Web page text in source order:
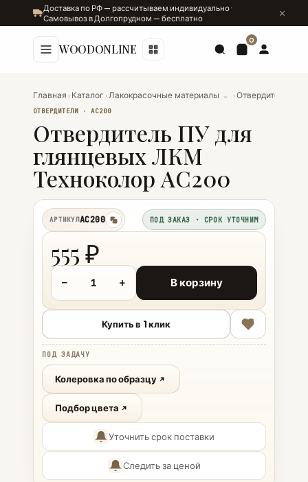
Доставка по РФ — рассчитываем индивидуально ·
Самовывоз в Долгопрудном — бесплатно
WOODONLINE
0
Главная › Каталог ›Лакокрасочные материалы ⌄ ›Отвердители
ОТВЕРДИТЕЛИ · AC200
Отвердитель ПУ для
глянцевых ЛКМ
Техноколор AC200
АРТИКУЛAC200
копировать
ПОД ЗАКАЗ · СРОК УТОЧНИМ
555 ₽
− + В корзину
Купить в 1 клик
ПОД ЗАДАЧУ
Колеровка по образцу
Подбор цвета
Уточнить срок поставки
Следить за ценой